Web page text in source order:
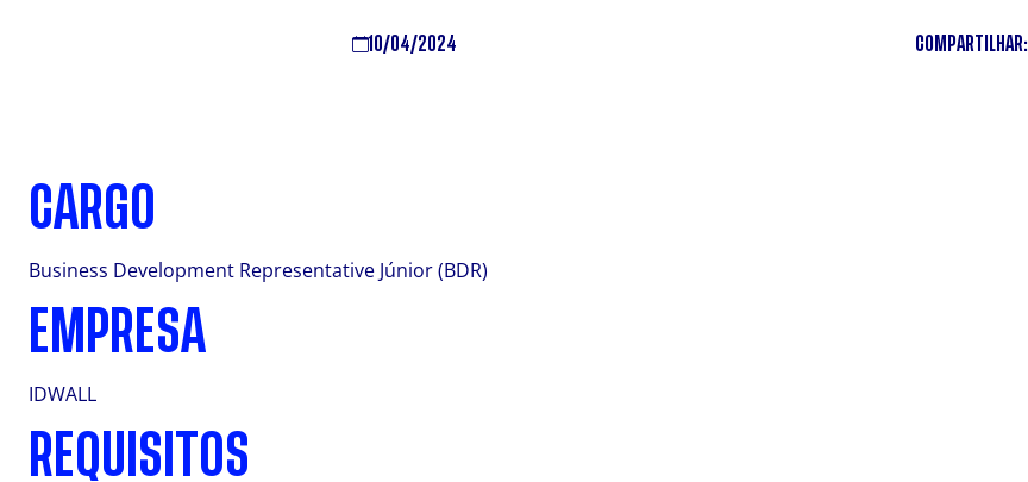
10/04/2024 COMPARTILHAR:
CARGO
Business Development Representative Júnior (BDR)
EMPRESA
IDWALL
REQUISITOS